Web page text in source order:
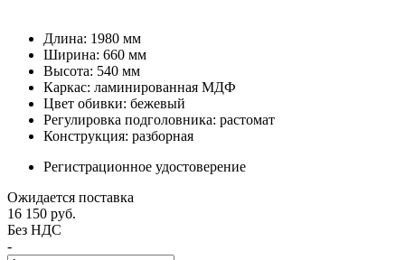
Длина: 1980 мм
Ширина: 660 мм
Высота: 540 мм
Каркас: ламинированная МДФ
Цвет обивки: бежевый
Регулировка подголовника: растомат
Конструкция: разборная
Регистрационное удостоверение
Ожидается поставка
16 150 руб.
Без НДС
-